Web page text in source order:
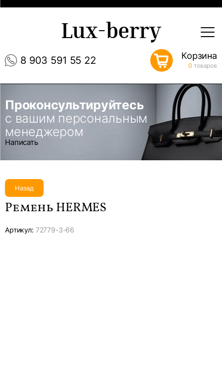
8 903 591 55 22
Lux-berry
Корзина
0 товаров
Проконсультируйтесь
с вашим персональным
менеджером
Написать
Назад
Ремень HERMES
Артикул: 72779-3-66